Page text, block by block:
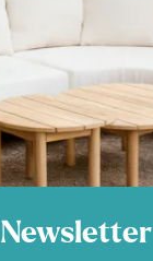
Newsletter